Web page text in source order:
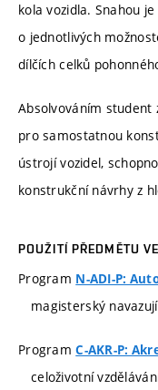
kola vozidla. Snahou
o jednotlivých
dílčích celků
Absolvováním student
pro samostatnou
ústrojí vozidel,
konstrukční návrhy z
POUŽITÍ PŘEDMĚTU
Program N-ADI-P:
magisterský
ProgramC-AKR-P:
celoživotní